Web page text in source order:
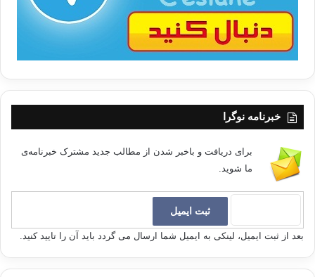
دکترها و صنعت کارانش را اخراج کند؟ در پنجاب شرقی نیاز به آهنگر
بود، آن ها جستجو نموده و نگاه داشتند. اگر در شما برتری اخلاقی
(moral superiority) می بود، احساس نیاز به اخلاق، کشور را وادار
حرام می دانستند، آنگاه هیچ کشوری جدایی از شما را نمی پسندید.
سرنشینان یک کشتی
با برادارن هموطن خود نیز محبت قلبی دارم. آینده ما و شما به هم
وابسته است. خوشی شما خوشی ماست و رنج و ناراحتی شما رنج و
ناراحتی ما. پیامبر خدا (ص) برای عزت و کرامت بخشیدن به کشور
خاصی نیامدند، ایشان رحمت برای تمام عالم بودند:
خبرنامه نوگرا
برای دریافت و باخبر شدن از مطالب جدید مشترک خبرنامه‌ی
ما شوید.
بعد از ثبت ایمیل، لینکی به ایمیل شما ارسال می گردد باید آن را تایید کنید.